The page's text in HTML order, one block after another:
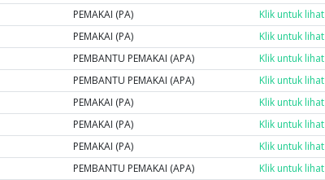
PEMAKAI (PA) Klik untuk lihat
PEMAKAI (PA) Klik untuk lihat
PEMBANTU PEMAKAI (APA) Klik untuk lihat
PEMBANTU PEMAKAI (APA) Klik untuk lihat
PEMAKAI (PA) Klik untuk lihat
PEMAKAI (PA) Klik untuk lihat
PEMAKAI (PA) Klik untuk lihat
PEMBANTU PEMAKAI (APA) Klik untuk lihat